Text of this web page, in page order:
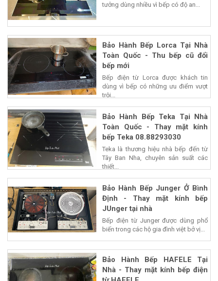
tưởng dùng nhiều vì bếp có độ an...
Bảo Hành Bếp Lorca Tại Nhà
Toàn Quốc - Thu bếp cũ đổi
bếp mới
Bếp điện từ Lorca được khách tin
dùng vì bếp có những ưu điểm vượt
trội...
Bảo Hành Bếp Teka Tại Nhà
Toàn Quốc - Thay mặt kính
bếp Teka 08.88293030
Teka là thương hiệu nhà bếp đến từ
Tây Ban Nha, chuyên sản suất các
thiết...
Bảo Hành Bếp Junger Ở Bình
Định - Thay mặt kính bếp
JUnger tại nhà
Bếp điện từ Junger được dùng phổ
biến trong các hộ gia đình việt bở vị...
Bảo Hành Bếp HAFELE Tại
Nhà - Thay mặt kính bếp điện